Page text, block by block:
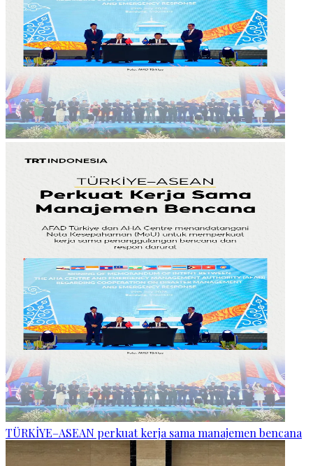
TÜRKİYE–ASEAN perkuat kerja sama manajemen bencana